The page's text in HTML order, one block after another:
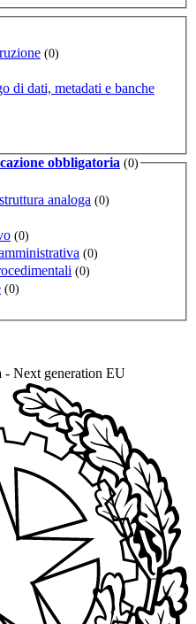
(0)
di dati, metadati e banche
obbligatoria (0)
analoga (0)
(0)
(0)
(0)
(0)